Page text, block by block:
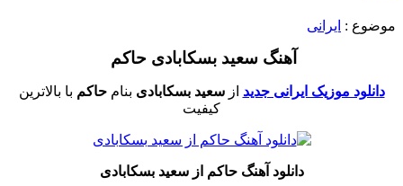
موضوع : ایرانی
آهنگ سعید بسکابادی حاکم
دانلود موزیک ایرانی جدید ازسعید بسکابادی بنام حاکم با بالاترین
کیفیت
دانلود آهنگ حاکم از سعید بسکابادی